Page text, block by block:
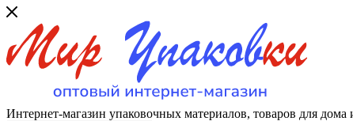
Интернет-магазин упаковочных материалов, товаров для дома